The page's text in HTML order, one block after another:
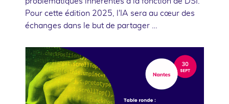
Pour cette édition 2025, l'IA sera au cœur des
échanges dans le but de partager …